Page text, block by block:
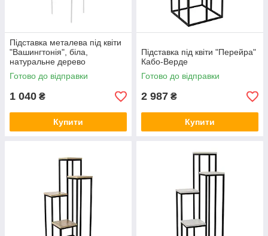
Підставка металева під квіти
"Вашингтонія", біла,
натуральне дерево
Готово до відправки
1 040 ₴
Купити
Підставка під квіти "Перейра"
Кабо-Верде
Готово до відправки
2 987 ₴
Купити